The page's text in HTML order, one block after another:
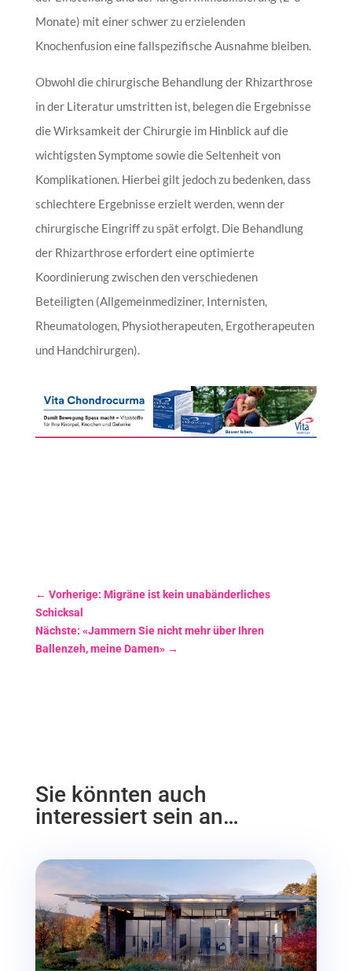
Monate) mit einer schwer zu erzielenden
Knochenfusion eine fallspezifische Ausnahme bleiben.
Obwohl die chirurgische Behandlung der Rhizarthrose
in der Literatur umstritten ist, belegen die Ergebnisse
die Wirksamkeit der Chirurgie im Hinblick auf die
wichtigsten Symptome sowie die Seltenheit von
Komplikationen. Hierbei gilt jedoch zu bedenken, dass
schlechtere Ergebnisse erzielt werden, wenn der
chirurgische Eingriff zu spät erfolgt. Die Behandlung
der Rhizarthrose erfordert eine optimierte
Koordinierung zwischen den verschiedenen
Beteiligten (Allgemeinmediziner, Internisten,
Rheumatologen, Physiotherapeuten, Ergotherapeuten
und Handchirurgen).
← Vorherige: Migräne ist kein unabänderliches
Schicksal
Nächste: «Jammern Sie nicht mehr über Ihren
Ballenzeh, meine Damen»→
Sie könnten auch
interessiert sein an…